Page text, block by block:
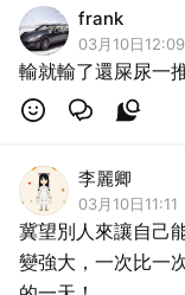
frank
03月10日12:09
輸就輸了還屎尿一
李麗卿
03月10日11:11
冀望別人來讓自己
變強大，一次比一